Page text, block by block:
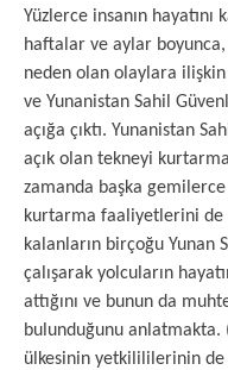
Yüzlerce insanın
haftalar ve aylar boyunca,
neden olan olaylara
ve Yunanistan Sahil
açığa çıktı. Yunanistan
açık olan tekneyi
zamanda başka
kurtarma faaliyetlerini de
kalanların birçoğu Yunan
çalışarak yolcuların
attığını ve bunun da
bulunduğunu anlatmakta.
ülkesinin yetkilililerinin de